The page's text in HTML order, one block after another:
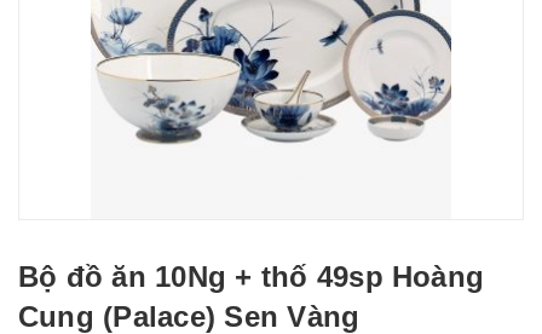
Bộ đồ ăn 10Ng + thố 49sp Hoàng
Cung (Palace) Sen Vàng